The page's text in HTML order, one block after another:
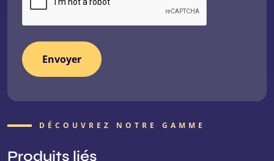
DÉCOUVREZ NOTRE GAMME
Produits liés